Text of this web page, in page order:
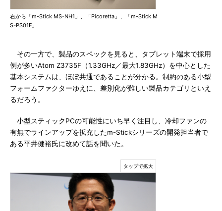
右から「m-Stick MS-NH1」、「Picoretta」、「m-Stick M
S-PS01F」
その一方で、製品のスペックを見ると、タブレット端末で採用
例が多いAtom Z3735F（1.33GHz／最大1.83GHz）を中心とした
基本システムは、ほぼ共通であることが分かる。制約のある小型
フォームファクターゆえに、差別化が難しい製品カテゴリといえ
るだろう。
小型スティックPCの可能性にいち早く注目し、冷却ファンの
有無でラインアップを拡充したm-Stickシリーズの開発担当者で
ある平井健裕氏に改めて話を聞いた。